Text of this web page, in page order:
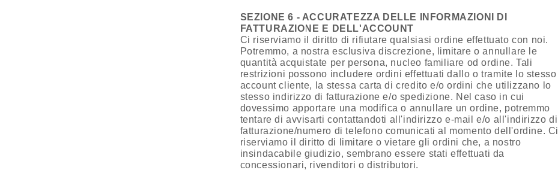
SEZIONE 6 - ACCURATEZZA DELLE INFORMAZIONI DI
FATTURAZIONE E DELL'ACCOUNT
Ci riserviamo il diritto di rifiutare qualsiasi ordine effettuato con noi.
Potremmo, a nostra esclusiva discrezione, limitare o annullare le
quantità acquistate per persona, nucleo familiare od ordine. Tali
restrizioni possono includere ordini effettuati dallo o tramite lo stesso
account cliente, la stessa carta di credito e/o ordini che utilizzano lo
stesso indirizzo di fatturazione e/o spedizione. Nel caso in cui
dovessimo apportare una modifica o annullare un ordine, potremmo
tentare di avvisarti contattandoti all'indirizzo e-mail e/o all'indirizzo di
fatturazione/numero di telefono comunicati al momento dell'ordine. Ci
riserviamo il diritto di limitare o vietare gli ordini che, a nostro
insindacabile giudizio, sembrano essere stati effettuati da
concessionari, rivenditori o distributori.